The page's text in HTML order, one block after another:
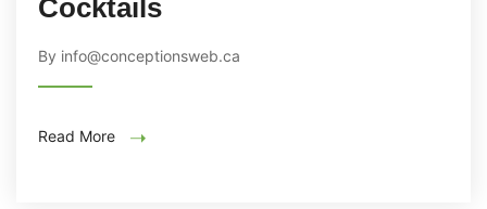
Cocktails
By info@conceptionsweb.ca
Read More